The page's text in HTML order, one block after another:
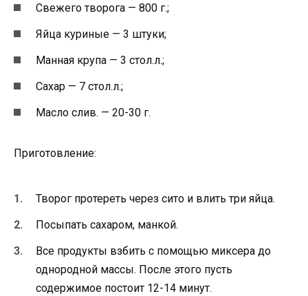
Свежего творога — 800 г.;
Яйца куриные — 3 штуки;
Манная крупа — 3 стол.л.;
Сахар — 7 стол.л.;
Масло слив. — 20-30 г.
Приготовление:
Творог протереть через сито и влить три яйца.
Посыпать сахаром, манкой.
Все продукты взбить с помощью миксера до
однородной массы. После этого пусть
содержимое постоит 12-14 минут.